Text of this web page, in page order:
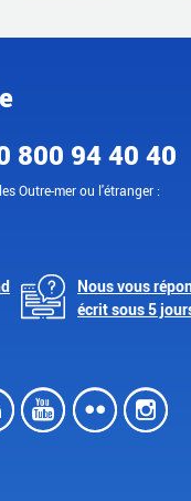
800 94 40 40
Outre-mer ou l'étranger :
Nous vous
écrit sous 5
Youtube
Flickr